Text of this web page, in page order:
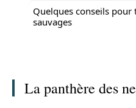
Quelques conseils pour
sauvages
La panthère des